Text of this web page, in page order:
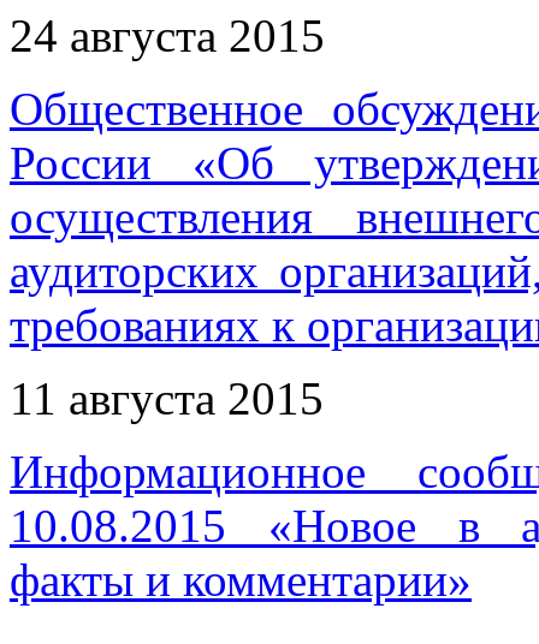
24 августа 2015
Общественное
России «Об
осуществления
аудиторских
требованиях к
11 августа 2015
Информационное
10.08.2015 «Новое в
факты и комментарии»